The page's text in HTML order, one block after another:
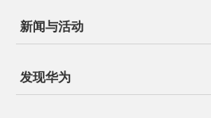
新闻与活动
发现华为